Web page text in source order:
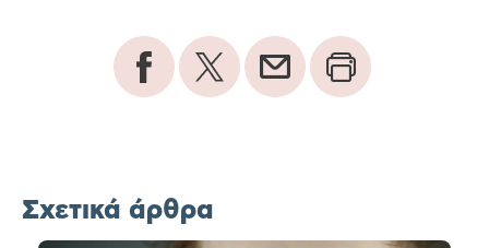
Σχετικά άρθρα